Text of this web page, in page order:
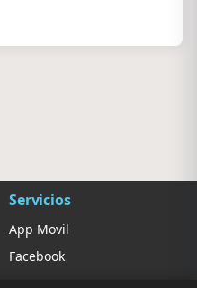
Servicios
App Movil
Facebook